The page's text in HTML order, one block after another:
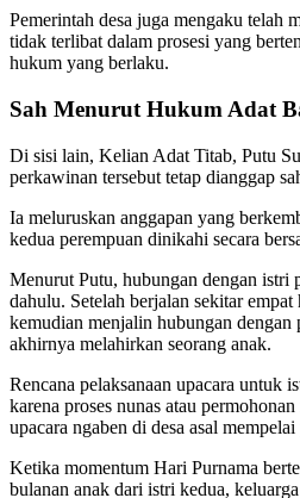
Pemerintah desa juga mengaku telah
tidak terlibat dalam prosesi yang
hukum yang berlaku.
Sah Menurut Hukum Adat
Di sisi lain, Kelian Adat Titab, Putu
perkawinan tersebut tetap dianggap
Ia meluruskan anggapan yang
kedua perempuan dinikahi secara
Menurut Putu, hubungan dengan istri
dahulu. Setelah berjalan sekitar
kemudian menjalin hubungan dengan
akhirnya melahirkan seorang anak.
Rencana pelaksanaan upacara untuk
karena proses nunas atau
upacara ngaben di desa asal
Ketika momentum Hari Purnama
bulanan anak dari istri kedua,